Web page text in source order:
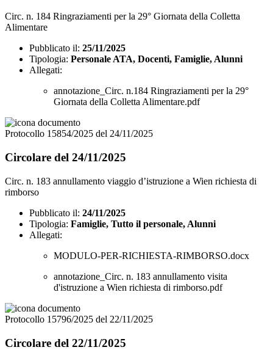
Circ. n. 184 Ringraziamenti per la 29° Giornata della Colletta
Alimentare
Pubblicato il: 25/11/2025
Tipologia: Personale ATA, Docenti, Famiglie, Alunni
Allegati:
annotazione_Circ. n.184 Ringraziamenti per la 29°
Giornata della Colletta Alimentare.pdf
Protocollo 15854/2025 del 24/11/2025
Circolare del 24/11/2025
Circ. n. 183 annullamento viaggio d’istruzione a Wien richiesta di
rimborso
Pubblicato il: 24/11/2025
Tipologia: Famiglie, Tutto il personale, Alunni
Allegati:
MODULO-PER-RICHIESTA-RIMBORSO.docx
annotazione_Circ. n. 183 annullamento visita
d'istruzione a Wien richiesta di rimborso.pdf
Protocollo 15796/2025 del 22/11/2025
Circolare del 22/11/2025